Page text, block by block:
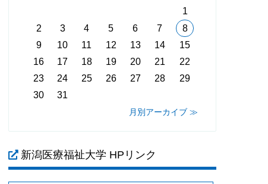
1
2
3 4 5 6 7
8
9
10 11 12 13 14
15
16
17 18 19 20 21
22
23
24 25 26 27 28
29
30
31
月別アーカイブ ≫
新潟医療福祉大学 HPリンク